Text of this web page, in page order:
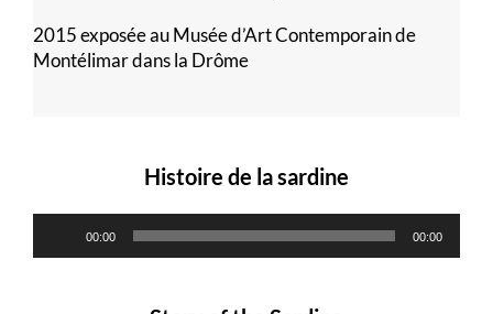
2015 exposée au Musée d’Art Contemporain de
Montélimar dans la Drôme
Histoire de la sardine
00:00 00:00